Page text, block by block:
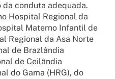
conduta adequada.
Hospital Regional da
Materno Infantil de
Regional da Asa Norte
de Brazlândia
de Ceilândia
do Gama (HRG), do